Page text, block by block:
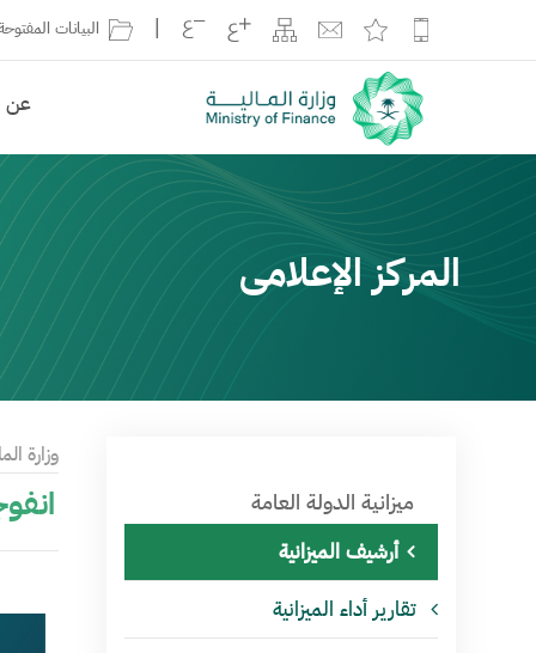
البيانات
عن
المركز الإعلامى
ميزانية الدولة العامة
أرشيف الميزانية
تقارير أداء الميزانية
وزارة